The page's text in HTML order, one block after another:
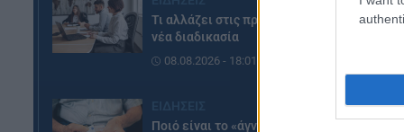
Τι αλλάζει στις προσλήψεις: Η
νέα διαδικασία
08.08.2026 - 18:01
Ποιό είναι το «άγνωστο»